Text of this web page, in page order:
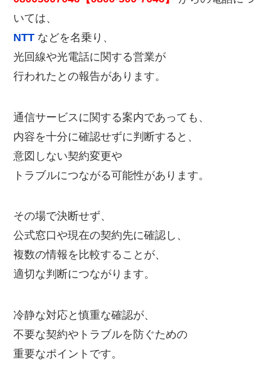
いては、
NTT などを名乗り、
光回線や光電話に関する営業が
行われたとの報告があります。
通信サービスに関する案内であっても、
内容を十分に確認せずに判断すると、
意図しない契約変更や
トラブルにつながる可能性があります。
その場で決断せず、
公式窓口や現在の契約先に確認し、
複数の情報を比較することが、
適切な判断につながります。
冷静な対応と慎重な確認が、
不要な契約やトラブルを防ぐための
重要なポイントです。